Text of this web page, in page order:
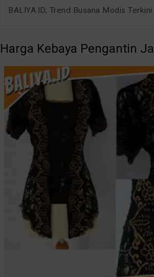
BALIYA.ID, Trend Busana Modis Terkini.
Harga Kebaya Pengantin